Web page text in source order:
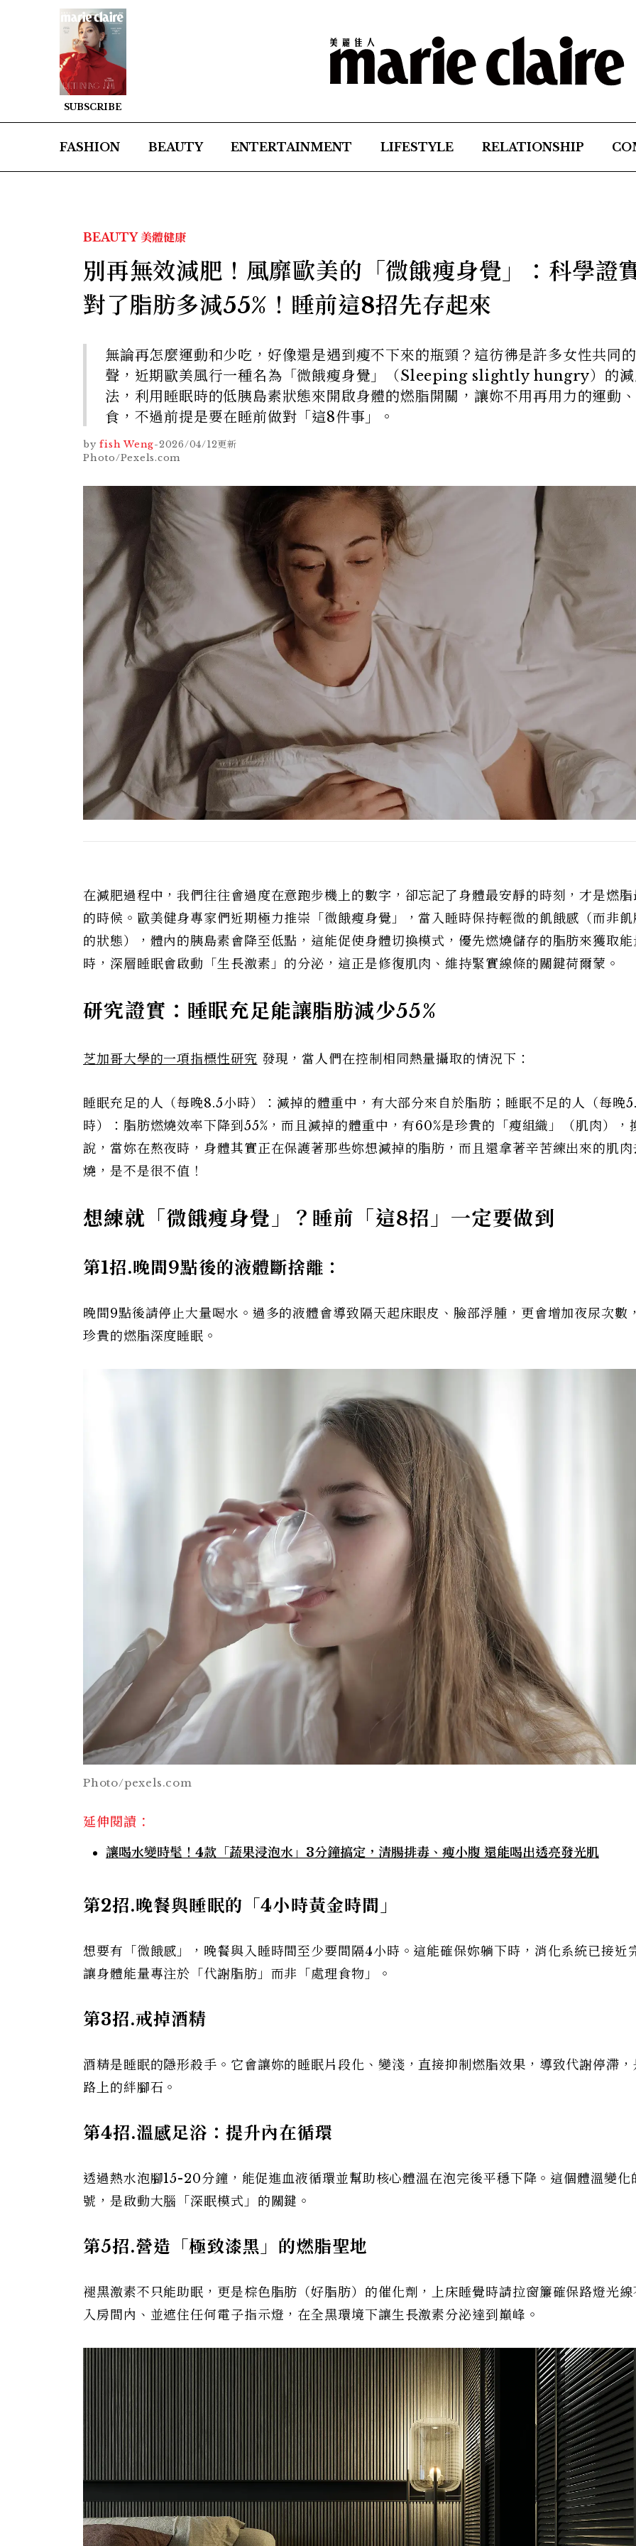
SUBSCRIBE
FASHION BEAUTY ENTERTAINMENT LIFESTYLE RELATIONSHIP
BEAUTY 美體健康
別再無效減肥！風靡歐美的「微餓瘦身覺」：科學證
對了脂肪多減55%！睡前這8招先存起來
無論再怎麼運動和少吃，好像還是遇到瘦不下來的瓶頸？這彷彿是許多女性共同
聲，近期歐美風行一種名為「微餓瘦身覺」（Sleeping slightly hungry）的
法，利用睡眠時的低胰島素狀態來開啟身體的燃脂開關，讓妳不用再用力的運動
食，不過前提是要在睡前做對「這8件事」。
by fish Weng-2026/04/12更新
Photo/Pexels.com
在減肥過程中，我們往往會過度在意跑步機上的數字，卻忘記了身體最安靜的時刻，才是燃
的時候。歐美健身專家們近期極力推崇「微餓瘦身覺」，當入睡時保持輕微的飢餓感（而非
的狀態），體內的胰島素會降至低點，這能促使身體切換模式，優先燃燒儲存的脂肪來獲取
時，深層睡眠會啟動「生長激素」的分泌，這正是修復肌肉、維持緊實線條的關鍵荷爾蒙。
研究證實：睡眠充足能讓脂肪減少55%
芝加哥大學的一項指標性研究 發現，當人們在控制相同熱量攝取的情況下：
睡眠充足的人（每晚8.5小時）：減掉的體重中，有大部分來自於脂肪；睡眠不足的人（每晚
時）：脂肪燃燒效率下降到55%，而且減掉的體重中，有60%是珍貴的「瘦組織」（肌肉），
說，當妳在熬夜時，身體其實正在保護著那些妳想減掉的脂肪，而且還拿著辛苦練出來的肌
燒，是不是很不值！
想練就「微餓瘦身覺」？睡前「這8招」一定要做到
第1招.晚間9點後的液體斷捨離：
晚間9點後請停止大量喝水。過多的液體會導致隔天起床眼皮、臉部浮腫，更會增加夜尿次數
珍貴的燃脂深度睡眠。
Photo/pexels.com
延伸閱讀：
讓喝水變時髦！4款「蔬果浸泡水」3分鐘搞定，清腸排毒、瘦小腹 還能喝出透亮發光肌
第2招.晚餐與睡眠的「4小時黃金時間」
想要有「微餓感」，晚餐與入睡時間至少要間隔4小時。這能確保妳躺下時，消化系統已接近
讓身體能量專注於「代謝脂肪」而非「處理食物」。
第3招.戒掉酒精
酒精是睡眠的隱形殺手。它會讓妳的睡眠片段化、變淺，直接抑制燃脂效果，導致代謝停滯
路上的絆腳石。
第4招.溫感足浴：提升內在循環
透過熱水泡腳15-20分鐘，能促進血液循環並幫助核心體溫在泡完後平穩下降。這個體溫變化
號，是啟動大腦「深眠模式」的關鍵。
第5招.營造「極致漆黑」的燃脂聖地
褪黑激素不只能助眠，更是棕色脂肪（好脂肪）的催化劑，上床睡覺時請拉窗簾確保路燈光
入房間內、並遮住任何電子指示燈，在全黑環境下讓生長激素分泌達到巔峰。